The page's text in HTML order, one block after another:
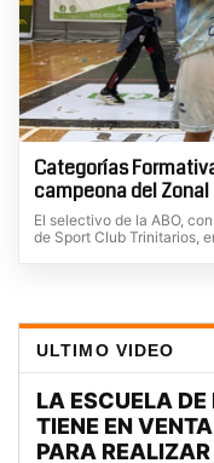
Categorías
campeona del Zonal
El selectivo de la ABO,
de Sport Club Trinitarios,
ULTIMO VIDEO